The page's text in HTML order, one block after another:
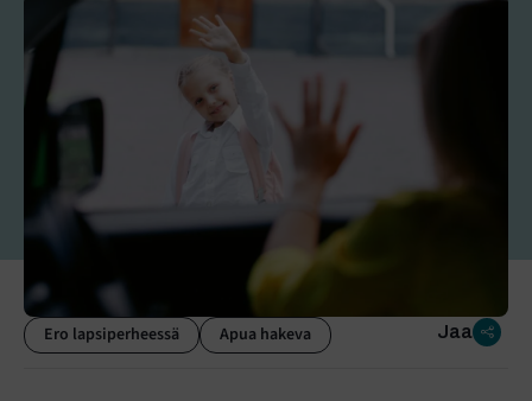
Ero lapsiperheessä Apua hakeva Jaa